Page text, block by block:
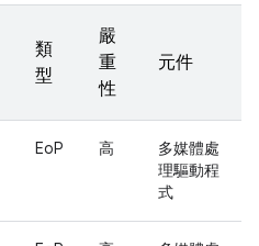
類
型
嚴
重
性
元件
EoP 高
多媒體處
理驅動程
式